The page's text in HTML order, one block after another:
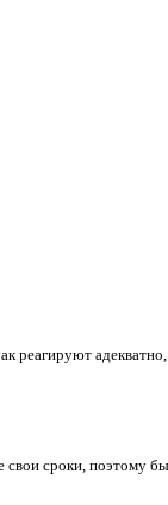
реагируют
свои сроки, поэтому